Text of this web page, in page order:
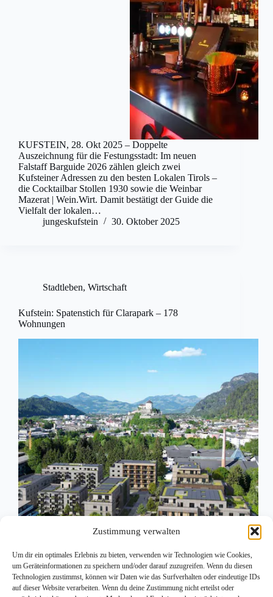
Zustimmung verwalten
Um dir ein optimales Erlebnis zu bieten, verwenden wir Technologien wie Cookies,
um Geräteinformationen zu speichern und/oder darauf zuzugreifen. Wenn du diesen
Technologien zustimmst, können wir Daten wie das Surfverhalten oder eindeutige IDs
auf dieser Website verarbeiten. Wenn du deine Zustimmung nicht erteilst oder
KUFSTEIN, 28. Okt 2025 – Doppelte
Auszeichnung für die Festungsstadt: Im neuen
Falstaff Barguide 2026 zählen gleich zwei
Kufsteiner Adressen zu den besten Lokalen Tirols –
die Cocktailbar Stollen 1930 sowie die Weinbar
Mazerat | Wein.Wirt. Damit bestätigt der Guide die
Vielfalt der lokalen…
jungeskufstein
30. Oktober 2025
Stadtleben, Wirtschaft
Kufstein: Spatenstich für Clarapark – 178
Wohnungen
KUFSTEIN, 27. Sep 2025 – In Weissach hat der